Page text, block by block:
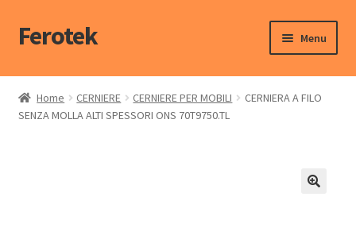
Ferotek Menu
Home Dello Shop
Il mio account
Home CERNIERE CERNIERE PER MOBILI
CERNIERA A FILO
SENZA MOLLA ALTI SPESSORI ONS 70T9750.TL